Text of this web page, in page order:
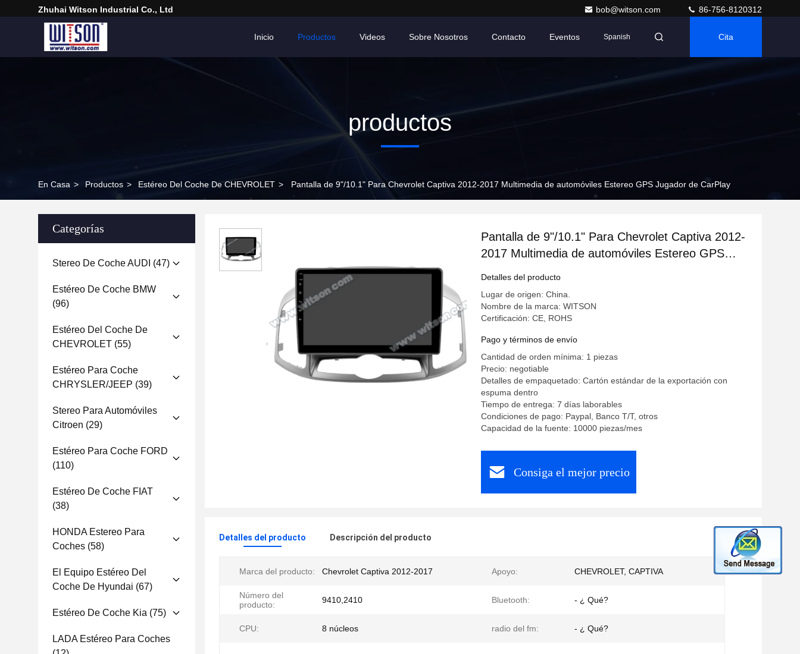
Zhuhai Witson Industrial Co., Ltd bob@witson.com 86-756-8120312
Inicio Productos Videos Sobre Nosotros Contacto Eventos Spanish Cita
productos
En Casa > Productos > Estéreo Del Coche De CHEVROLET > Pantalla de 9"/10.1" Para Chevrolet Captiva 2012-2017 Multimedia de automóviles Estereo GPS Jugador de CarPlay
Categorías
Stereo De Coche AUDI (47)
Estéreo De Coche BMW
(96)
Estéreo Del Coche De
CHEVROLET (55)
Estéreo Para Coche
CHRYSLER/JEEP (39)
Stereo Para Automóviles
Citroen (29)
Estéreo Para Coche FORD
(110)
Estéreo De Coche FIAT
(38)
HONDA Estereo Para
Coches (58)
El Equipo Estéreo Del
Coche De Hyundai (67)
Estéreo De Coche Kia (75)
LADA Estéreo Para Coches
Pantalla de 9"/10.1" Para Chevrolet Captiva 2012-
2017 Multimedia de automóviles Estereo GPS
Detalles del producto
Lugar de origen: China.
Nombre de la marca: WITSON
Certificación: CE, ROHS
Pago y términos de envío
Cantidad de orden mínima: 1 piezas
Precio: negotiable
Detalles de empaquetado: Cartón estándar de la exportación con
espuma dentro
Tiempo de entrega: 7 días laborables
Condiciones de pago: Paypal, Banco T/T, otros
Capacidad de la fuente: 10000 piezas/mes
Consiga el mejor precio
Detalles del producto Descripción del producto
Marca del producto: Chevrolet Captiva 2012-2017 Apoyo: CHEVROLET, CAPTIVA
Número del
producto:
9410,2410 Bluetooth: - ¿ Qué?
CPU: 8 núcleos radio del fm: - ¿ Qué?